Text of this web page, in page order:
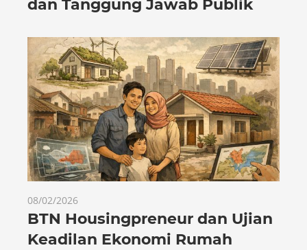
dan Tanggung Jawab Publik
08/02/2026
BTN Housingpreneur dan Ujian
Keadilan Ekonomi Rumah